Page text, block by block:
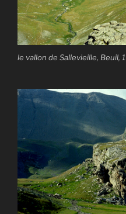
le vallon de Sallevieille, Beuil,